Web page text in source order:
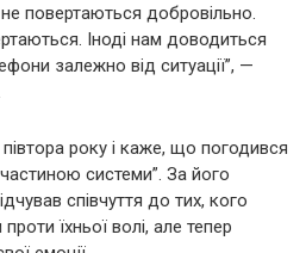
повертаються добровільно.
Іноді нам доводиться
залежно від ситуації”, —
року і каже, що погодився
системи”. За його
співчуття до тих, кого
їхньої волі, але тепер